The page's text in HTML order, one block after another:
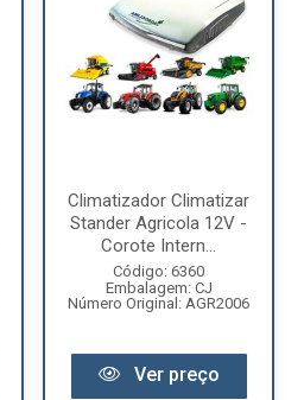
Climatizador Climatizar
Stander Agricola 12V -
Corote Intern...
Código: 6360
Embalagem: CJ
Número Original: AGR2006
Ver preço